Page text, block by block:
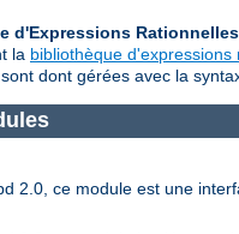
d'Expressions Rationnelles
la bibliothèque
dont gérées avec la
2.0, ce module est une